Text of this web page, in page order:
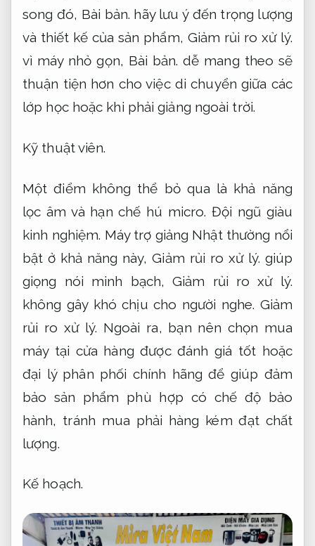
song đó, Bài bản. hãy lưu ý đến trọng lượng
và thiết kế của sản phẩm, Giảm rủi ro xử lý.
vì máy nhỏ gọn, Bài bản. dễ mang theo sẽ
thuận tiện hơn cho việc di chuyển giữa các
lớp học hoặc khi phải giảng ngoài trời.
Kỹ thuật viên.
Một điểm không thể bỏ qua là khả năng
lọc âm và hạn chế hú micro. Đội ngũ giàu
kinh nghiệm. Máy trợ giảng Nhật thường nổi
bật ở khả năng này,Giảm rủi ro xử lý. giúp
giọng nói minh bạch,Giảm rủi ro xử lý.
không gây khó chịu cho người nghe. Giảm
rủi ro xử lý. Ngoài ra, bạn nên chọn mua
máy tại cửa hàng được đánh giá tốt hoặc
đại lý phân phối chính hãng để giúp đảm
bảo sản phẩm phù hợp có chế độ bảo
hành, tránh mua phải hàng kém đạt chất
lượng.
Kế hoạch.